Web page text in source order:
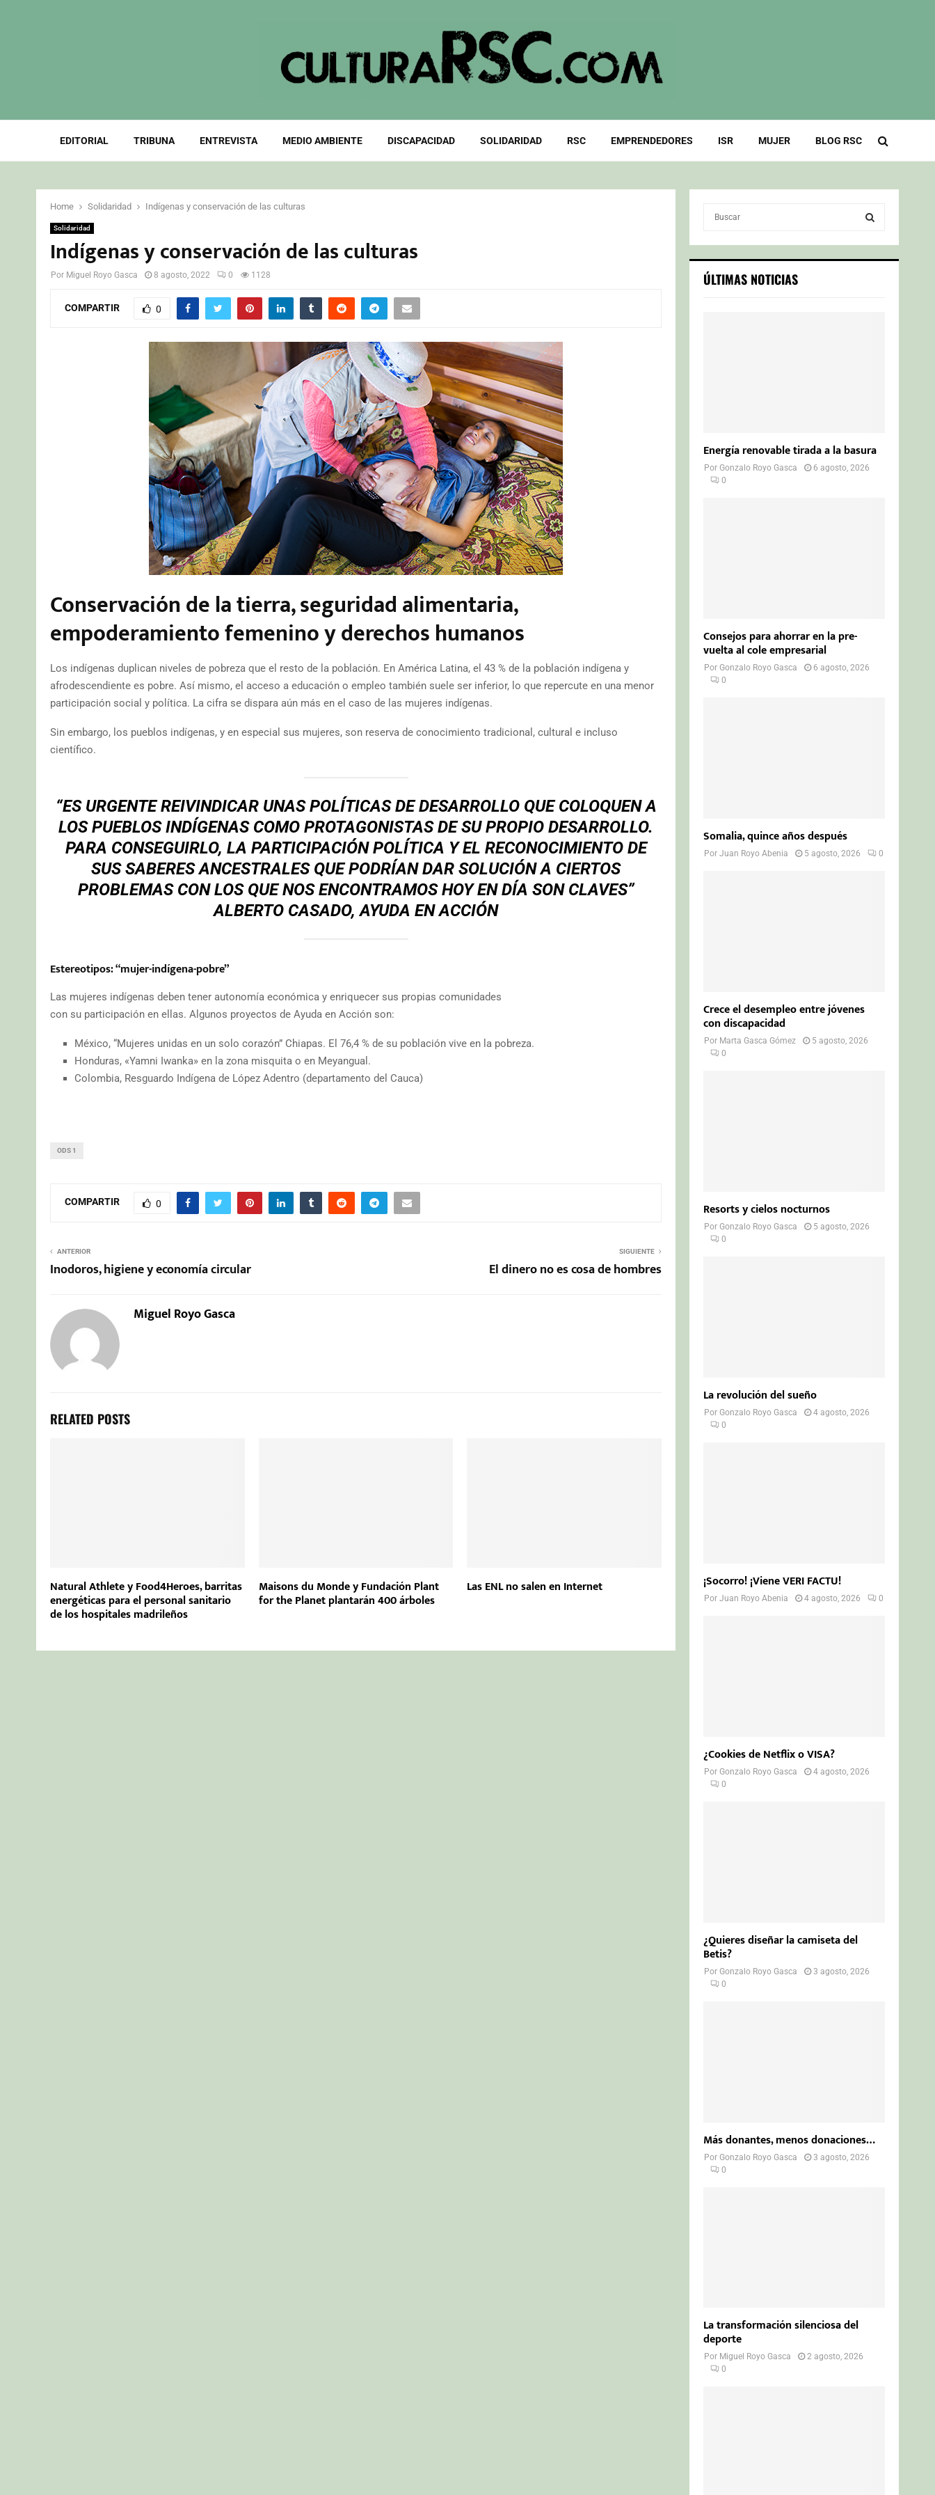
EDITORIAL TRIBUNA ENTREVISTA MEDIO AMBIENTE DISCAPACIDAD SOLIDARIDAD RSC EMPRENDEDORES ISR MUJER BLOG RSC
Home Solidaridad Indígenas y conservación de las culturas
Solidaridad
Indígenas y conservación de las culturas
Por Miguel Royo Gasca 8 agosto, 2022 0 1128
COMPARTIR 0
Conservación de la tierra, seguridad alimentaria,
empoderamiento femenino y derechos humanos
Los indígenas duplican niveles de pobreza que el resto de la población. En América Latina, el 43 % de la población indígena y
afrodescendiente es pobre. Así mismo, el acceso a educación o empleo también suele ser inferior, lo que repercute en una menor
participación social y política. La cifra se dispara aún más en el caso de las mujeres indígenas.
Sin embargo, los pueblos indígenas, y en especial sus mujeres, son reserva de conocimiento tradicional, cultural e incluso
científico.
“ES URGENTE REIVINDICAR UNAS POLÍTICAS DE DESARROLLO QUE COLOQUEN A
LOS PUEBLOS INDÍGENAS COMO PROTAGONISTAS DE SU PROPIO DESARROLLO.
PARA CONSEGUIRLO, LA PARTICIPACIÓN POLÍTICA Y EL RECONOCIMIENTO DE
SUS SABERES ANCESTRALES QUE PODRÍAN DAR SOLUCIÓN A CIERTOS
PROBLEMAS CON LOS QUE NOS ENCONTRAMOS HOY EN DÍA SON CLAVES”
ALBERTO CASADO,AYUDA EN ACCIÓN
Estereotipos: “mujer-indígena-pobre”
Las mujeres indígenas deben tener autonomía económica y enriquecer sus propias comunidades
con su participación en ellas. Algunos proyectos de Ayuda en Acción son:
México, “Mujeres unidas en un solo corazón” Chiapas. El 76,4 % de su población vive en la pobreza.
Honduras, «Yamni Iwanka» en la zona misquita o en Meyangual.
Colombia, Resguardo Indígena de López Adentro (departamento del Cauca)
ODS 1
COMPARTIR 0
ANTERIOR
Inodoros, higiene y economía circular
SIGUIENTE
El dinero no es cosa de hombres
Miguel Royo Gasca
RELATED POSTS
Natural Athlete y Food4Heroes, barritas
energéticas para el personal sanitario
de los hospitales madrileños
Maisons du Monde y Fundación Plant
for the Planet plantarán 400 árboles
Las ENL no salen en Internet
c
h
S
ÚLTIMAS NOTICIAS
Energía renovable tirada a la basura
PorGonzalo Royo Gasca
6 agosto, 2026
0
Consejos para ahorrar en la pre-
vuelta al cole empresarial
PorGonzalo Royo Gasca
6 agosto, 2026
0
Somalia, quince años después
PorJuan Royo Abenia 5 agosto, 2026 0
Crece el desempleo entre jóvenes
con discapacidad
Por Marta Gasca Gómez
5 agosto, 2026
0
Resorts y cielos nocturnos
PorGonzalo Royo Gasca
5 agosto, 2026
0
La revolución del sueño
PorGonzalo Royo Gasca
4 agosto, 2026
0
¡Socorro! ¡Viene VERI FACTU!
PorJuan Royo Abenia 4 agosto, 2026 0
¿Cookies de Netflix o VISA?
PorGonzalo Royo Gasca
4 agosto, 2026
0
¿Quieres diseñar la camiseta del
Betis?
PorGonzalo Royo Gasca
3 agosto, 2026
0
Más donantes, menos donaciones…
PorGonzalo Royo Gasca
3 agosto, 2026
0
La transformación silenciosa del
deporte
Por Miguel Royo Gasca
2 agosto, 2026
0